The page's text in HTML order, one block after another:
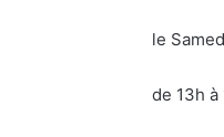
le
de 13h à